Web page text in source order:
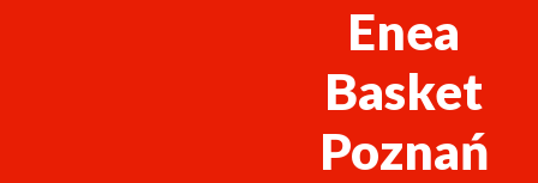
Enea
Basket
Poznań